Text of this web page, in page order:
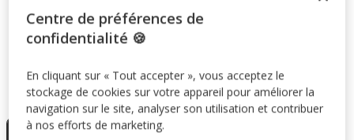
Taille:150g
En rupture
de stock
Centre de préférences de
confidentialité 🍪
En cliquant sur « Tout accepter », vous acceptez le
stockage de cookies sur votre appareil pour améliorer la
navigation sur le site, analyser son utilisation et contribuer
à nos efforts de marketing.